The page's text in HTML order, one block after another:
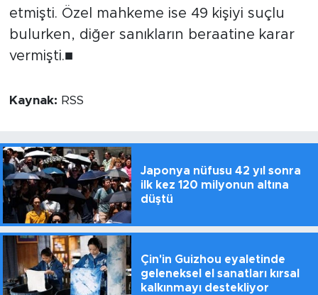
etmişti. Özel mahkeme ise 49 kişiyi suçlu
bulurken, diğer sanıkların beraatine karar
vermişti.■
Kaynak: RSS
Japonya nüfusu 42 yıl sonra
ilk kez 120 milyonun altına
düştü
Çin'in Guizhou eyaletinde
geleneksel el sanatları kırsal
kalkınmayı destekliyor